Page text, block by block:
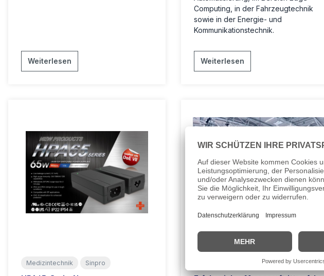
Weiterlesen
Computing, in der Fahrzeugtechnik
sowie in der Energie- und
Kommunikationstechnik.
Weiterlesen
Medizintechnik Sinpro